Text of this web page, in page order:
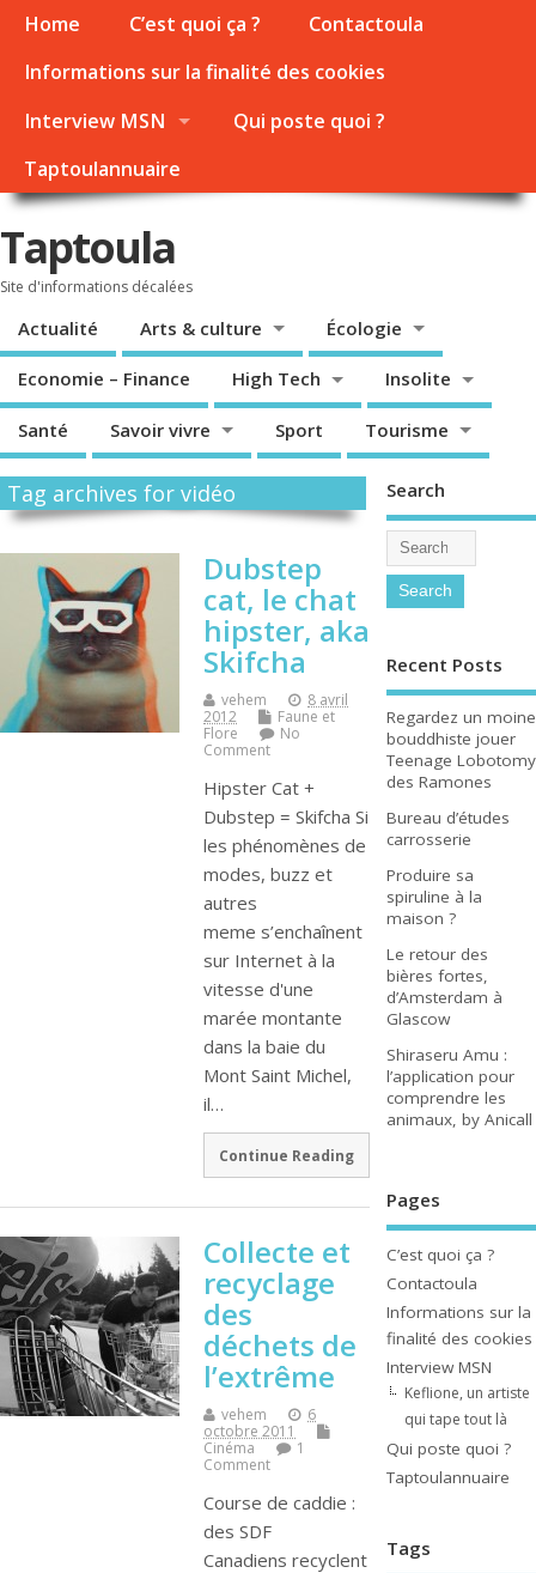
Home C’est quoi ça ?
Contactoula
Informations sur la finalité des cookies
Interview MSN
Qui poste quoi ?
Taptoulannuaire
Taptoula
Site d'informations décalées
Actualité Arts & culture Écologie
Economie – Finance High Tech Insolite
Santé Savoir vivre Sport Tourisme
Tag archives for vidéo
Dubstep
cat, le chat
hipster, aka
Skifcha
vehem
8 avril
2012
Faune et
Flore
No
Comment
Hipster Cat +
Dubstep = Skifcha Si
les phénomènes de
modes, buzz et
autres
meme s’enchaînent
sur Internet à la
vitesse d'une
marée montante
dans la baie du
Mont Saint Michel,
il…
Continue Reading
Collecte et
recyclage
des
déchets de
l’extrême
vehem
6
octobre 2011
Cinéma
1
Comment
Course de caddie :
des SDF
Canadiens recyclent
Search
Recent Posts
Regardez un moine
bouddhiste jouer
Teenage Lobotomy
des Ramones
Bureau d’études
carrosserie
Produire sa
spiruline à la
maison ?
Le retour des
bières fortes,
d’Amsterdam à
Glascow
Shiraseru Amu :
l’application pour
comprendre les
animaux, by Anicall
Pages
C’est quoi ça ?
Contactoula
Informations sur la
finalité des cookies
Interview MSN
Keflione, un artiste
qui tape tout là
Qui poste quoi ?
Taptoulannuaire
Tags